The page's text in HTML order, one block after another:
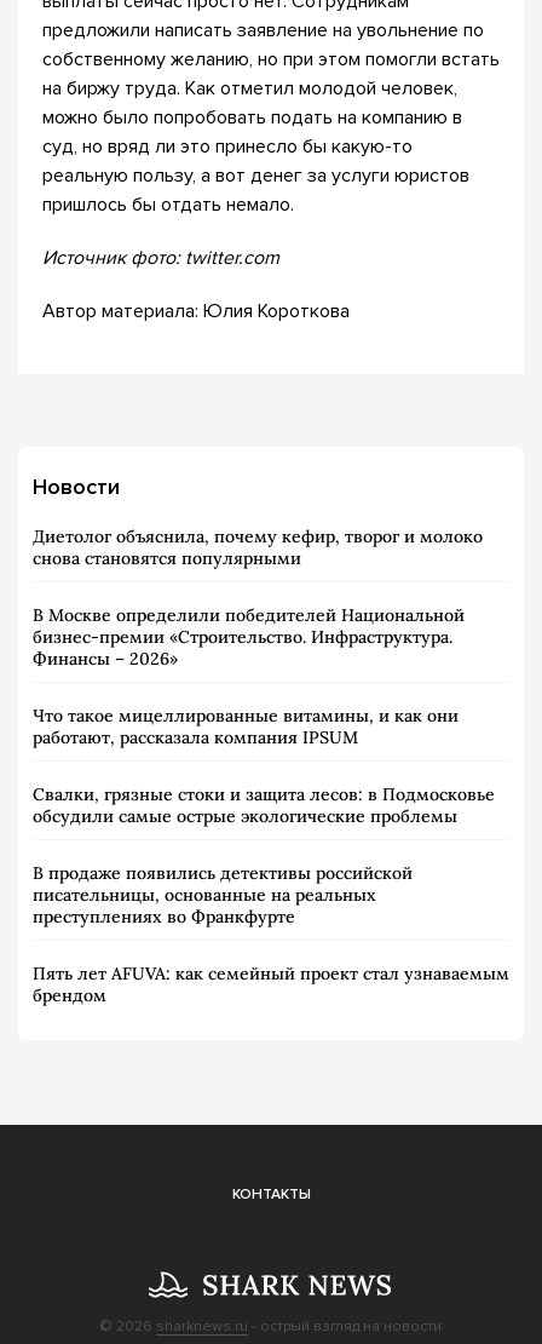
предложили написать заявление на увольнение по
собственному желанию, но при этом помогли встать
на биржу труда. Как отметил молодой человек,
можно было попробовать подать на компанию в
суд, но вряд ли это принесло бы какую-то
реальную пользу, а вот денег за услуги юристов
пришлось бы отдать немало.
Источник фото: twitter.com
Автор материала: Юлия Короткова
Новости
Диетолог объяснила, почему кефир, творог и молоко
снова становятся популярными
В Москве определили победителей Национальной
бизнес-премии «Строительство. Инфраструктура.
Финансы – 2026»
Что такое мицеллированные витамины, и как они
работают, рассказала компания IPSUM
Свалки, грязные стоки и защита лесов: в Подмосковье
обсудили самые острые экологические проблемы
В продаже появились детективы российской
писательницы, основанные на реальных
преступлениях во Франкфурте
Пять лет AFUVA: как семейный проект стал узнаваемым
брендом
КОНТАКТЫ
© 2026 sharknews.ru - острый взгляд на новости